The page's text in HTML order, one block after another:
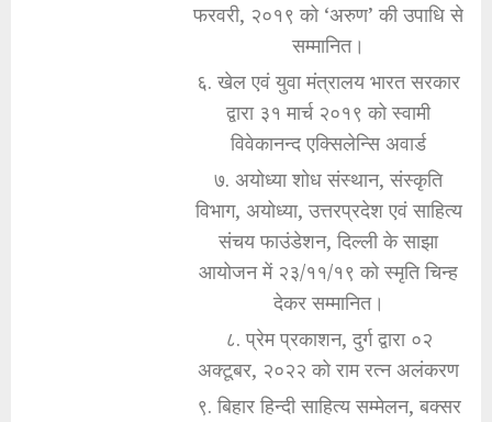
फरवरी, २०१९ को ‘अरुण’ की उपाधि से
सम्मानित।
६. खेल एवं युवा मंत्रालय भारत सरकार
द्वारा ३१ मार्च २०१९ को स्वामी
विवेकानन्द एक्सिलेन्सि अवार्ड
७. अयोध्या शोध संस्थान, संस्कृति
विभाग, अयोध्या, उत्तरप्रदेश एवं साहित्य
संचय फाउंडेशन, दिल्ली के साझा
आयोजन में २३/११/१९ को स्मृति चिन्ह
देकर सम्मानित।
८. प्रेम प्रकाशन, दुर्ग द्वारा ०२
अक्टूबर, २०२२ को राम रत्न अलंकरण
९. बिहार हिन्दी साहित्य सम्मेलन, बक्सर